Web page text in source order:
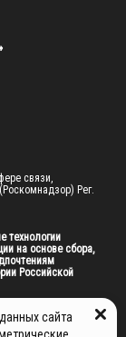
связи,
Рег.
технологии
на основе сбора,
Российской
МО "ЦИФРОВЫЕ
сайта